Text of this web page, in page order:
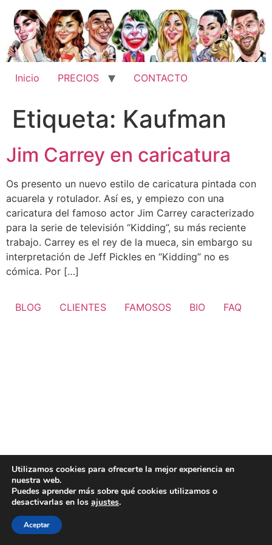
contenido
Inicio PRECIOS CONTACTO
Etiqueta: Kaufman
Jim Carrey en caricatura
Os presento un nuevo estilo de caricatura pintada con
acuarela y rotulador. Así es, y empiezo con una
caricatura del famoso actor Jim Carrey caracterizado
para la serie de televisión “Kidding”, su más reciente
trabajo. Carrey es el rey de la mueca, sin embargo su
interpretación de Jeff Pickles en “Kidding” no es
cómica. Por […]
BLOG CLIENTES FAMOSOS BIO FAQ
Utilizamos cookies para ofrecerte la mejor experiencia en
nuestra web.
Puedes aprender más sobre qué cookies utilizamos o
desactivarlas en los ajustes.
Aceptar